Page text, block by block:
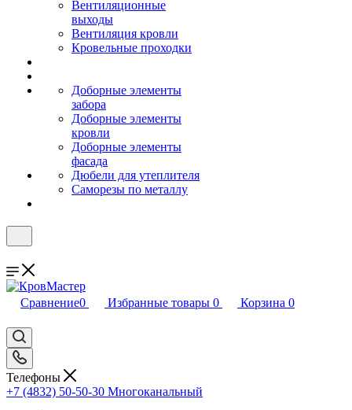
Вентиляционные
выходы
Вентиляция кровли
Кровельные проходки
Доборные элементы
забора
Доборные элементы
кровли
Доборные элементы
фасада
Дюбели для утеплителя
Саморезы по металлу
Сравнение0 Избранные товары 0 Корзина 0
Телефоны
+7 (4832) 50-50-30 Многоканальный